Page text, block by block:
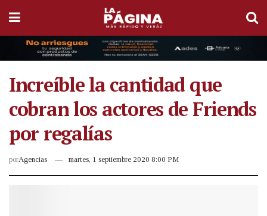
Increíble la cantidad que
cobran los actores de Friends
por regalías
porAgencias martes, 1 septiembre 2020 8:00 PM